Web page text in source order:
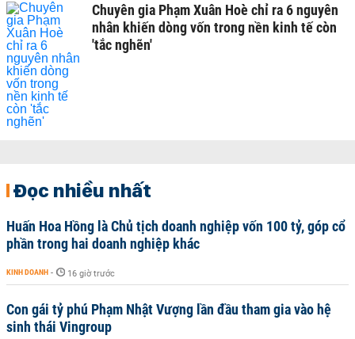
Chuyên gia Phạm Xuân Hoè chỉ ra 6 nguyên
nhân khiến dòng vốn trong nền kinh tế còn
'tắc nghẽn'
Đọc nhiều nhất
Huấn Hoa Hồng là Chủ tịch doanh nghiệp vốn 100 tỷ, góp cổ
phần trong hai doanh nghiệp khác
KINH DOANH - 16 giờ trước
Con gái tỷ phú Phạm Nhật Vượng lần đầu tham gia vào hệ
sinh thái Vingroup